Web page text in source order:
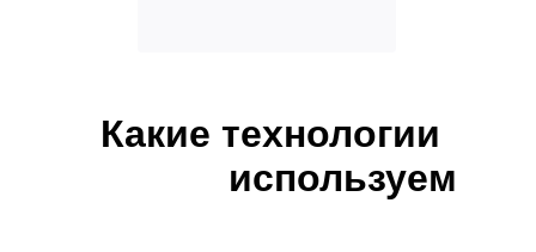
Какие технологии
используем